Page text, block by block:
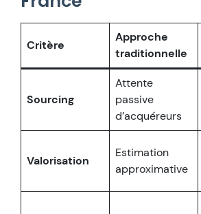
Critère
Approche
traditionnelle
Sourcing
Attente
passive
d’acquéreurs
Valorisation
Estimation
approximative